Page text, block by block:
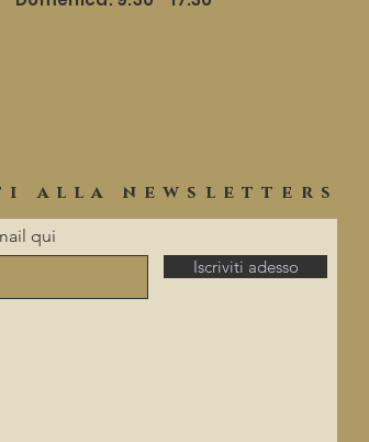
alla newsletters
qui
Iscriviti adesso